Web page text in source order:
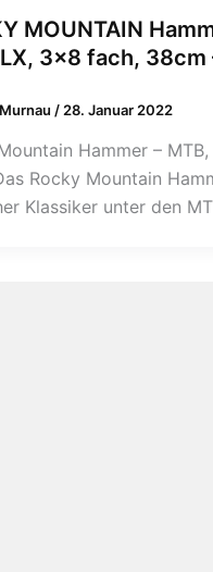
MOUNTAIN
3×8 fach, 38cm
/ 28. Januar 2022
Hammer –
Rocky Mountain
Klassiker unter den